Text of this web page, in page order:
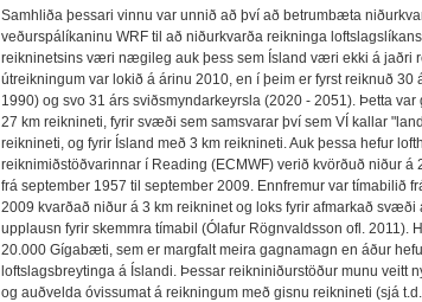
Samhliða þessari vinnu var unnið að því að betrumbæta
veðurspálíkaninu WRF til að niðurkvarða reikninga
reikninetsins væri nægileg auk þess sem Ísland væri ekki á jaðri
útreikningum var lokið á árinu 2010, en í þeim er fyrst reiknuð 30
1990) og svo 31 árs sviðsmyndarkeyrsla (2020 - 2051). Þetta
27 km reiknineti, fyrir svæði sem samsvarar því sem VÍ kallar
reiknineti, og fyrir Ísland með 3 km reiknineti. Auk þessa hefur
reiknimiðstöðvarinnar í Reading (ECMWF) verið kvörðuð niður á
frá september 1957 til september 2009. Ennfremur var tímabilið
2009 kvarðað niður á 3 km reikninet og loks fyrir afmarkað
upplausn fyrir skemmra tímabil (Ólafur Rögnvaldsson ofl. 2011).
20.000 Gígabæti, sem er margfalt meira gagnamagn en áður
loftslagsbreytinga á Íslandi. Þessar reikniniðurstöður munu veitt
og auðvelda óvissumat á reikningum með gisnu reiknineti (sjá